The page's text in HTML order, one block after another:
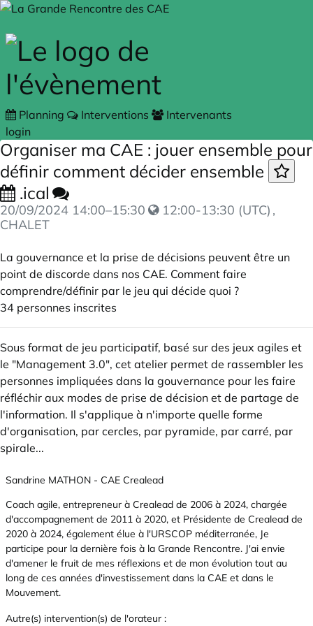
Skip to main content
Planning Interventions
Intervenants
login
Organiser ma CAE : jouer ensemble pour
définir comment décider ensemble
.ical
20/09/2024 14:00–15:30 12:00-13:30 (UTC) ,
CHALET
La gouvernance et la prise de décisions peuvent être un
point de discorde dans nos CAE. Comment faire
comprendre/définir par le jeu qui décide quoi ?
34 personnes inscrites
Sous format de jeu participatif, basé sur des jeux agiles et
le "Management 3.0", cet atelier permet de rassembler les
personnes impliquées dans la gouvernance pour les faire
réfléchir aux modes de prise de décision et de partage de
l'information. Il s'applique à n'importe quelle forme
d'organisation, par cercles, par pyramide, par carré, par
spirale...
Sandrine MATHON - CAE Crealead
Coach agile, entrepreneur à Crealead de 2006 à 2024, chargée
d'accompagnement de 2011 à 2020, et Présidente de Crealead de
2020 à 2024, également élue à l'URSCOP méditerranée, Je
participe pour la dernière fois à la Grande Rencontre. J'ai envie
d'amener le fruit de mes réflexions et de mon évolution tout au
long de ces années d'investissement dans la CAE et dans le
Mouvement.
Autre(s) intervention(s) de l'orateur :